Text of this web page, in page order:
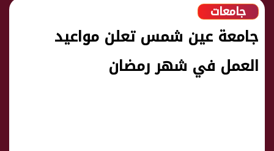
جامعات
جامعة عين شمس تعلن مواعيد
العمل في شهر رمضان